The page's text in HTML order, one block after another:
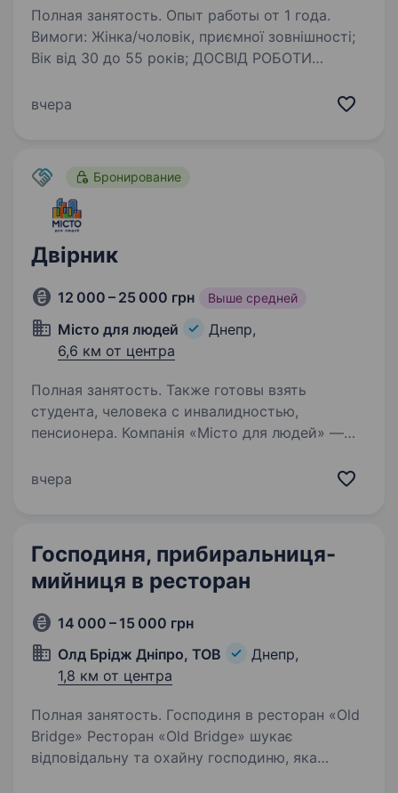
Полная занятость. Опыт работы от 1 года.
Вимоги: Жінка/чоловік, приємної зовнішності;
Вік від 30 до 55 років; ДОСВІД РОБОТИ
виконавча; Відповідальне ставлення
вчера
Бронирование
Двірник
12 000 – 25 000 грн Выше средней
Місто для людей
Днепр,
6,6 км от центра
Полная занятость. Также готовы взять
студента, человека с инвалидностью,
пенсионера. Компанія «Місто для людей» —
послуг з управління, обслуговування
вчера
Господиня, прибиральниця-
мийниця в ресторан
14 000 – 15 000 грн
Олд Брідж Дніпро, ТОВ
Днепр,
1,8 км от центра
Полная занятость. Господиня в ресторан «Old
Bridge» Ресторан «Old Bridge» шукає
відповідальну та охайну господиню, яка